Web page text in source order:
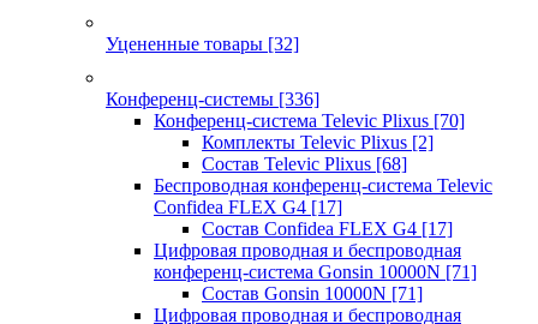
Уцененные товары [32]
Конференц-системы [336]
Конференц-система Televic Plixus [70]
Комплекты Televic Plixus [2]
Состав Televic Plixus [68]
Беспроводная конференц-система Televic
Confidea FLEX G4 [17]
Состав Confidea FLEX G4 [17]
Цифровая проводная и беспроводная
конференц-система Gonsin 10000N [71]
Состав Gonsin 10000N [71]
Цифровая проводная и беспроводная